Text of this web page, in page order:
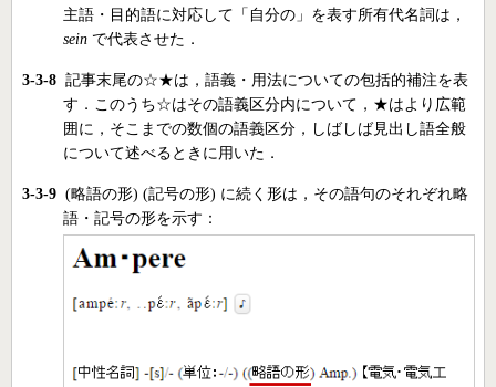
主語・目的語に対応して「自分の」を表す所有代名詞は，
sein で代表させた．
3-3-8記事末尾の☆★は，語義・用法についての包括的補注を表
す．このうち☆はその語義区分内について，★はより広範
囲に，そこまでの数個の語義区分，しばしば見出し語全般
について述べるときに用いた．
3-3-9(略語の形) (記号の形) に続く形は，その語句のそれぞれ略
語・記号の形を示す：